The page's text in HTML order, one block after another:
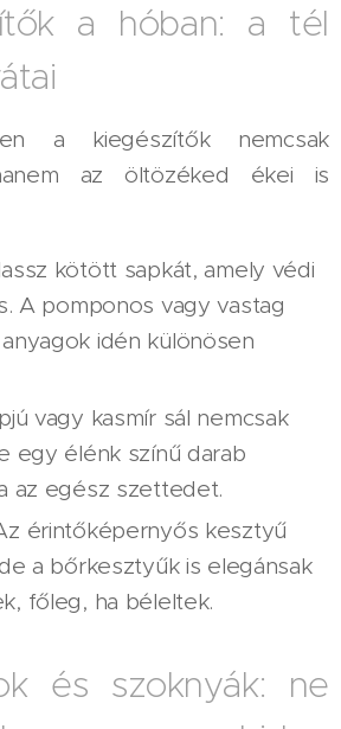
a hóban: a tél
a kiegészítők nemcsak
az öltözéked ékei is
kötött sapkát, amely védi
A pomponos vagy vastag
idén különösen
vagy kasmír sál nemcsak
egy élénk színű darab
az egész szettedet.
érintőképernyős kesztyű
a bőrkesztyűk is elegánsak
főleg, ha béleltek.
és szoknyák: ne